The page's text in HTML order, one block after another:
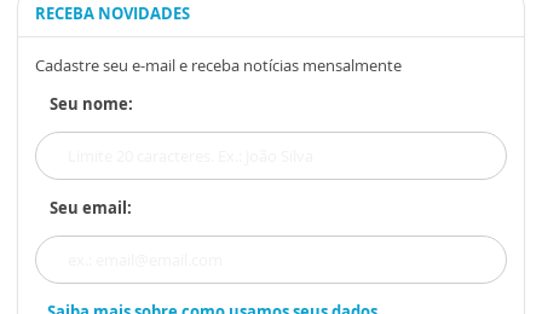
RECEBA NOVIDADES
Cadastre seu e-mail e receba notícias mensalmente
Seu nome:
Seu email: